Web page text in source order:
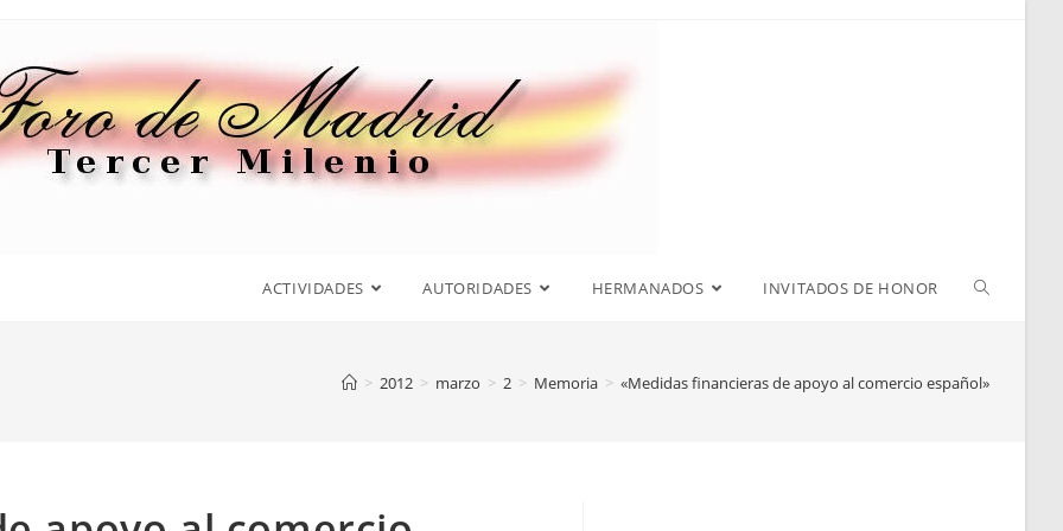
ACTIVIDADES AUTORIDADES HERMANADOS INVITADOS DE HONOR
> 2012 > marzo > 2 > Memoria > «Medidas financieras de apoyo al comercio español»